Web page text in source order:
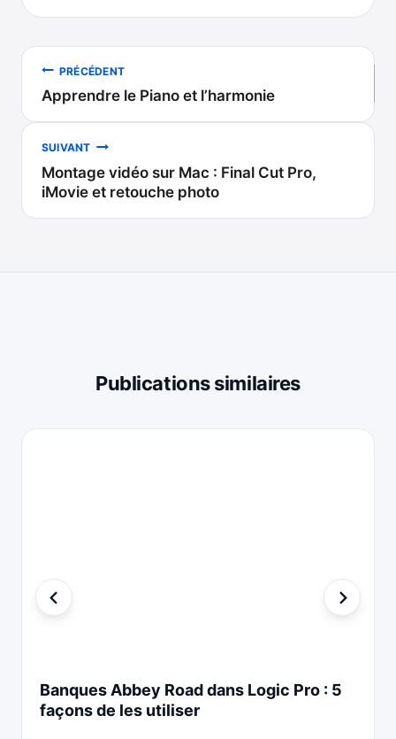
Navigation
de
l’article
PRÉCÉDENT
Apprendre le Piano et l’harmonie
SUIVANT
Montage vidéo sur Mac : Final Cut Pro,
iMovie et retouche photo
Publications similaires
Banques Abbey Road dans Logic Pro : 5
façons de les utiliser